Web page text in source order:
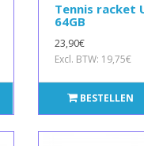
Tennis racket
64GB
23,90€
Excl. BTW: 19,75€
BESTELLEN